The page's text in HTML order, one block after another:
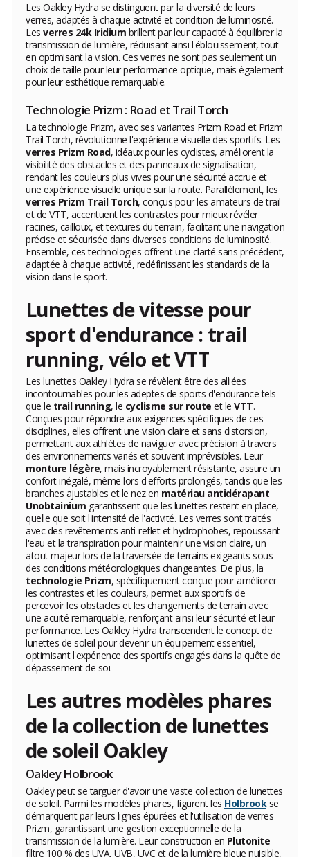
Les Oakley Hydra se distinguent par la diversité de leurs
verres, adaptés à chaque activité et condition de luminosité.
Les verres 24k Iridium brillent par leur capacité à équilibrer la
transmission de lumière, réduisant ainsi l'éblouissement, tout
en optimisant la vision. Ces verres ne sont pas seulement un
choix de taille pour leur performance optique, mais également
pour leur esthétique remarquable.
Technologie Prizm : Road et Trail Torch
La technologie Prizm, avec ses variantes Prizm Road et Prizm
Trail Torch, révolutionne l'expérience visuelle des sportifs. Les
verres Prizm Road, idéaux pour les cyclistes, améliorent la
visibilité des obstacles et des panneaux de signalisation,
rendant les couleurs plus vives pour une sécurité accrue et
une expérience visuelle unique sur la route. Parallèlement, les
verres Prizm Trail Torch, conçus pour les amateurs de trail
et de VTT, accentuent les contrastes pour mieux révéler
racines, cailloux, et textures du terrain, facilitant une navigation
précise et sécurisée dans diverses conditions de luminosité.
Ensemble, ces technologies offrent une clarté sans précédent,
adaptée à chaque activité, redéfinissant les standards de la
vision dans le sport.
Lunettes de vitesse pour
sport d'endurance : trail
running, vélo et VTT
Les lunettes Oakley Hydra se révèlent être des alliées
incontournables pour les adeptes de sports d'endurance tels
que le trail running, le cyclisme sur route et le VTT.
Conçues pour répondre aux exigences spécifiques de ces
disciplines, elles offrent une vision claire et sans distorsion,
permettant aux athlètes de naviguer avec précision à travers
des environnements variés et souvent imprévisibles. Leur
monture légère, mais incroyablement résistante, assure un
confort inégalé, même lors d'efforts prolongés, tandis que les
branches ajustables et le nez en matériau antidérapant
Unobtainium garantissent que les lunettes restent en place,
quelle que soit l'intensité de l'activité. Les verres sont traités
avec des revêtements anti-reflet et hydrophobes, repoussant
l'eau et la transpiration pour maintenir une vision claire, un
atout majeur lors de la traversée de terrains exigeants sous
des conditions météorologiques changeantes. De plus, la
technologie Prizm, spécifiquement conçue pour améliorer
les contrastes et les couleurs, permet aux sportifs de
percevoir les obstacles et les changements de terrain avec
une acuité remarquable, renforçant ainsi leur sécurité et leur
performance. Les Oakley Hydra transcendent le concept de
lunettes de soleil pour devenir un équipement essentiel,
optimisant l'expérience des sportifs engagés dans la quête de
dépassement de soi.
Les autres modèles phares
de la collection de lunettes
de soleil Oakley
Oakley Holbrook
Oakley peut se targuer d'avoir une vaste collection de lunettes
de soleil. Parmi les modèles phares, figurent les Holbrookse
démarquent par leurs lignes épurées et l'utilisation de verres
Prizm, garantissant une gestion exceptionnelle de la
transmission de la lumière. Leur construction en Plutonite
filtre 100 % des UVA, UVB, UVC et de la lumière bleue nuisible,